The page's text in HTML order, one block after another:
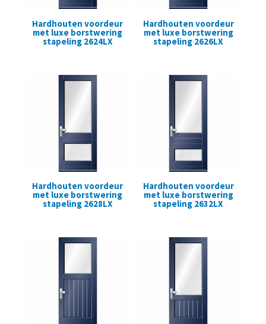
Hardhouten voordeur
met luxe borstwering
stapeling 2624LX
Hardhouten voordeur
met luxe borstwering
stapeling 2626LX
Hardhouten voordeur
met luxe borstwering
stapeling 2628LX
Hardhouten voordeur
met luxe borstwering
stapeling 2632LX